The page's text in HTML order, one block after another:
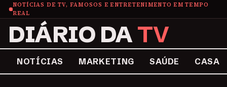
NOTÍCIAS DE TV, FAMOSOS E ENTRETENIMENTO EM TEMPO
REAL
DIÁRIO DATV
NOTÍCIAS MARKETING SAÚDE CASA